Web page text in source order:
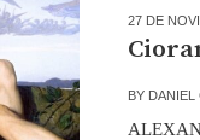
27 DE
BY DANIEL